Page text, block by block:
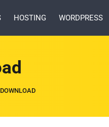
HOSTING WORDPRESS